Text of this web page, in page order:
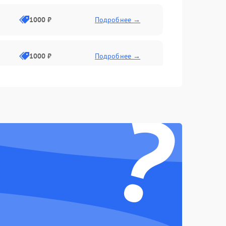
1000 ₽ Подробнее →
1000 ₽ Подробнее →
Подробнее →
Подробнее →
1000 ₽ Подробнее →
?